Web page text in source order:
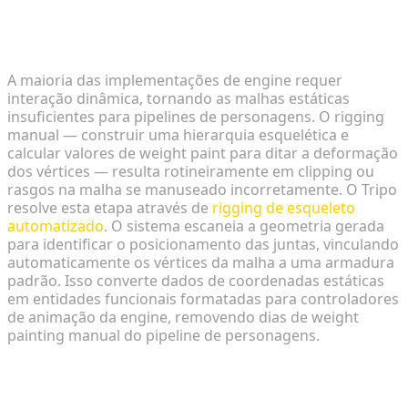
A maioria das implementações de engine requer
interação dinâmica, tornando as malhas estáticas
insuficientes para pipelines de personagens. O rigging
manual — construir uma hierarquia esquelética e
calcular valores de weight paint para ditar a deformação
dos vértices — resulta rotineiramente em clipping ou
rasgos na malha se manuseado incorretamente. O Tripo
resolve esta etapa através de rigging de esqueleto
automatizado. O sistema escaneia a geometria gerada
para identificar o posicionamento das juntas, vinculando
automaticamente os vértices da malha a uma armadura
padrão. Isso converte dados de coordenadas estáticas
em entidades funcionais formatadas para controladores
de animação da engine, removendo dias de weight
painting manual do pipeline de personagens.